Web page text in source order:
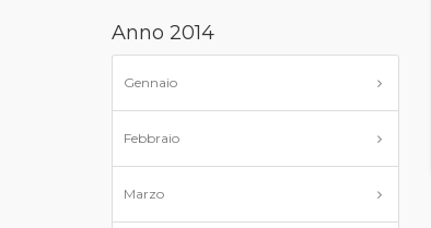
Anno 2014
Gennaio
Febbraio
Marzo